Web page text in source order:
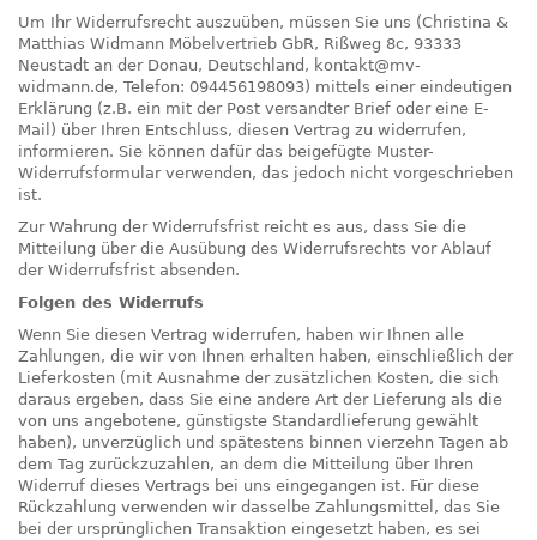
Um Ihr Widerrufsrecht auszuüben, müssen Sie uns (Christina &
Matthias Widmann Möbelvertrieb GbR, Rißweg 8c, 93333
Neustadt an der Donau, Deutschland, kontakt@mv-
widmann.de, Telefon: 094456198093) mittels einer eindeutigen
Erklärung (z.B. ein mit der Post versandter Brief oder eine E-
Mail) über Ihren Entschluss, diesen Vertrag zu widerrufen,
informieren. Sie können dafür das beigefügte Muster-
Widerrufsformular verwenden, das jedoch nicht vorgeschrieben
ist.
Zur Wahrung der Widerrufsfrist reicht es aus, dass Sie die
Mitteilung über die Ausübung des Widerrufsrechts vor Ablauf
der Widerrufsfrist absenden.
Folgen des Widerrufs
Wenn Sie diesen Vertrag widerrufen, haben wir Ihnen alle
Zahlungen, die wir von Ihnen erhalten haben, einschließlich der
Lieferkosten (mit Ausnahme der zusätzlichen Kosten, die sich
daraus ergeben, dass Sie eine andere Art der Lieferung als die
von uns angebotene, günstigste Standardlieferung gewählt
haben), unverzüglich und spätestens binnen vierzehn Tagen ab
dem Tag zurückzuzahlen, an dem die Mitteilung über Ihren
Widerruf dieses Vertrags bei uns eingegangen ist. Für diese
Rückzahlung verwenden wir dasselbe Zahlungsmittel, das Sie
bei der ursprünglichen Transaktion eingesetzt haben, es sei